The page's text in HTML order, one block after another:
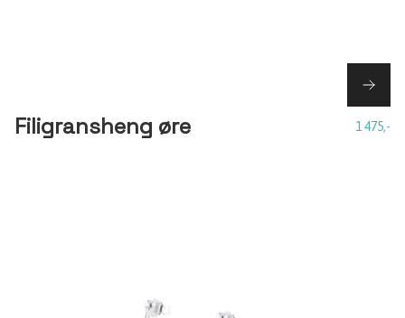
Filigransheng øre 1 475,-